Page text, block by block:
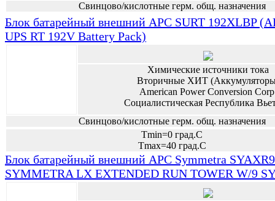
Свинцово/кислотные герм. общ. назначения
Блок батарейный внешний APC SURT 192XLBP
UPS RT 192V Battery Pack)
Химические источники тока
Вторичные ХИТ
American Power Conversion
Социалистическая Республика
Свинцово/кислотные герм. общ. назначения
Tmin=0 град.С
Tmax=40 град.С
Блок батарейный внешний APC Symmetra
SYMMETRA LX EXTENDED RUN TOWER W/9